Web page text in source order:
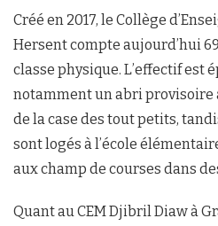
Créé en 2017, le Collège
Hersent compte aujourd’hui
classe physique. L’effectif est
notamment un abri provisoire
de la case des tout petits,
sont logés à l’école
aux champ de courses dans
Quant au CEM Djibril Diaw à